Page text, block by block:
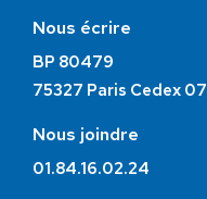
Nous écrire
BP 80479
75327 Paris Cedex 07
Nous joindre
01.84.16.02.24